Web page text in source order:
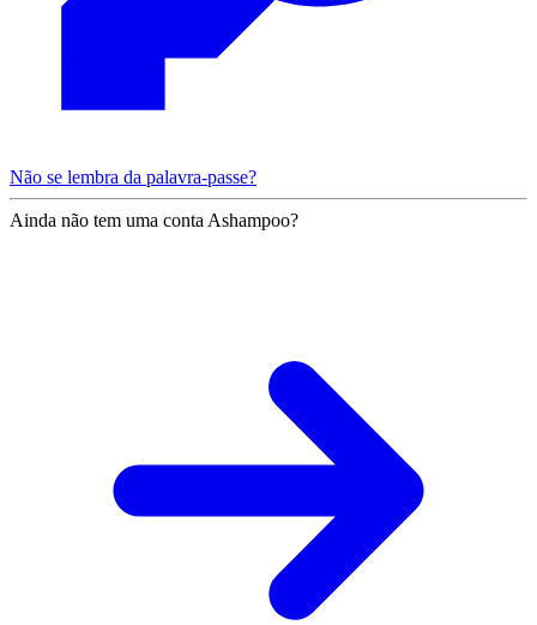
Não se lembra da palavra-passe?
Ainda não tem uma conta Ashampoo?